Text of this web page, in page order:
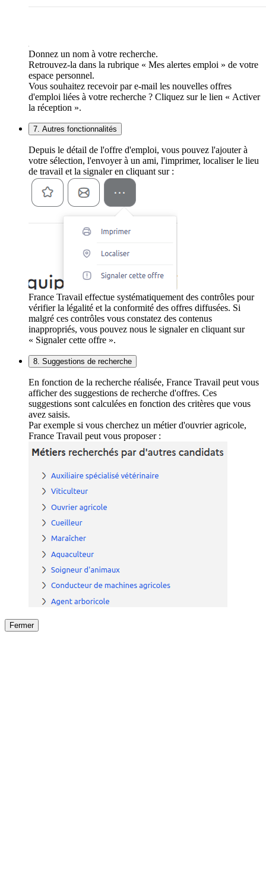
Donnez un nom à votre recherche.
Retrouvez-la dans la rubrique « Mes alertes emploi » de votre
espace personnel.
Vous souhaitez recevoir par e-mail les nouvelles offres
d'emploi liées à votre recherche ? Cliquez sur le lien « Activer
la réception ».
7. Autres fonctionnalités
Depuis le détail de l'offre d'emploi, vous pouvez l'ajouter à
votre sélection, l'envoyer à un ami, l'imprimer, localiser le lieu
de travail et la signaler en cliquant sur :
France Travail effectue systématiquement des contrôles pour
vérifier la légalité et la conformité des offres diffusées. Si
malgré ces contrôles vous constatez des contenus
inappropriés, vous pouvez nous le signaler en cliquant sur
« Signaler cette offre ».
8. Suggestions de recherche
En fonction de la recherche réalisée, France Travail peut vous
afficher des suggestions de recherche d'offres. Ces
suggestions sont calculées en fonction des critères que vous
avez saisis.
Par exemple si vous cherchez un métier d'ouvrier agricole,
France Travail peut vous proposer :
Fermer